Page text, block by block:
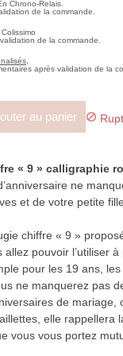
Chrono-Relais.
de la commande.
de la commande.
après validation de la
au panier 
« 9 » calligraphie
ne
et de votre petite
chiffre « 9 »
pouvoir l’utiliser à
pour les 19 ans,
ne manquerez pas
de mariage,
elle rappellera
vous vous portez